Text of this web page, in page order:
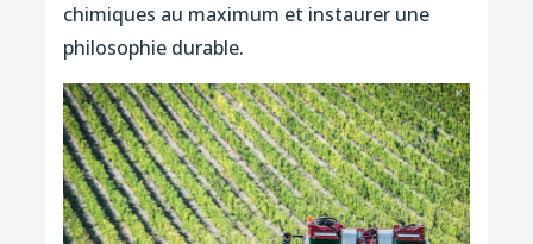
chimiques au maximum et instaurer une
philosophie durable.